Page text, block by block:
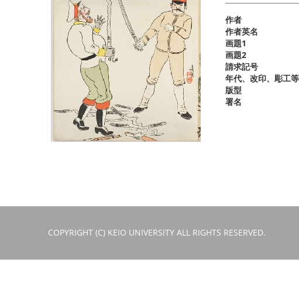
作者
作者英名
画題1
画題2
請求記号
年代、改印、彫工等
版型
署名
COPYRIGHT (C) KEIO UNIVERSITY ALL RIGHTS RESERVED.